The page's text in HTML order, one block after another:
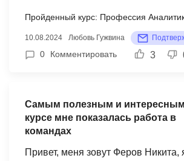
заниматься именно аналитикой,
более техническая область.
хватало hard-skills, и я пришла на
системы. Мне очень понравились
соответствующие блоки на
Changellenge, особенно блок по
структурированно и понятно.
Пройденный курс: Профессия
10.08.2024 Любовь Гужвина
0 Комментировать 3
Самым полезным и
курсе мне показалась работа в
командах
Привет, меня зовут Феров Никита,